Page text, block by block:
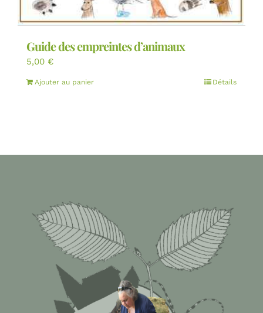
Guide des empreintes d’animaux
5,00 €
Ajouter au panier Détails